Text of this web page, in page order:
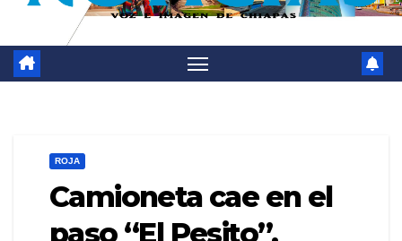
ROJA
Camioneta cae en el
paso “El Pesito”,